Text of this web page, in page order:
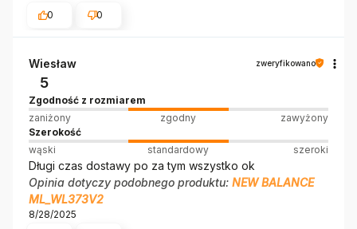
0
0
Wiesław zweryfikowano
5
Zgodność z rozmiarem
zaniżony
zgodny
zawyżony
Szerokość
wąski
standardowy szeroki
Długi czas dostawy po za tym wszystko ok
Opinia dotyczy podobnego produktu: NEW BALANCE
ML_WL373V2
8/28/2025